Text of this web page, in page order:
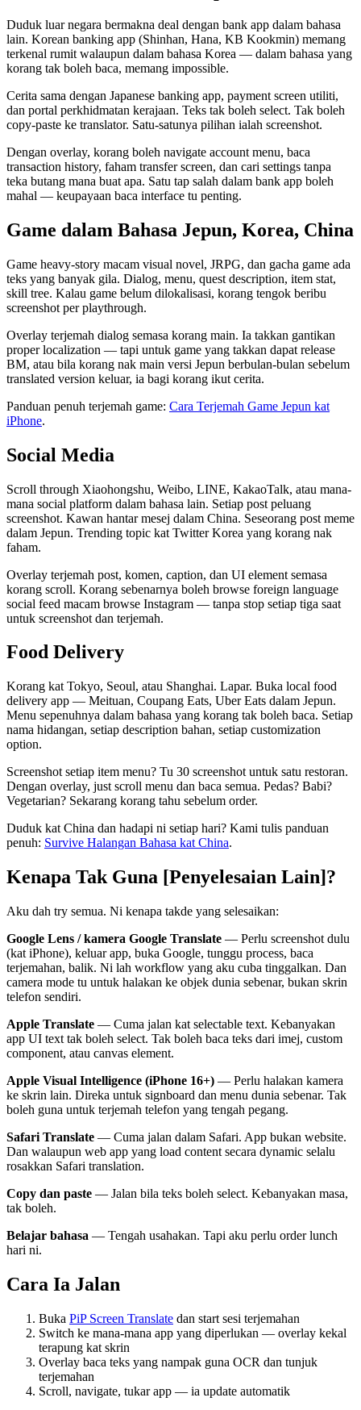
Duduk luar negara bermakna deal dengan bank app dalam bahasa
lain. Korean banking app (Shinhan, Hana, KB Kookmin) memang
terkenal rumit walaupun dalam bahasa Korea — dalam bahasa yang
korang tak boleh baca, memang impossible.
Cerita sama dengan Japanese banking app, payment screen utiliti,
dan portal perkhidmatan kerajaan. Teks tak boleh select. Tak boleh
copy-paste ke translator. Satu-satunya pilihan ialah screenshot.
Dengan overlay, korang boleh navigate account menu, baca
transaction history, faham transfer screen, dan cari settings tanpa
teka butang mana buat apa. Satu tap salah dalam bank app boleh
mahal — keupayaan baca interface tu penting.
Game dalam Bahasa Jepun, Korea, China
Game heavy-story macam visual novel, JRPG, dan gacha game ada
teks yang banyak gila. Dialog, menu, quest description, item stat,
skill tree. Kalau game belum dilokalisasi, korang tengok beribu
screenshot per playthrough.
Overlay terjemah dialog semasa korang main. Ia takkan gantikan
proper localization — tapi untuk game yang takkan dapat release
BM, atau bila korang nak main versi Jepun berbulan-bulan sebelum
translated version keluar, ia bagi korang ikut cerita.
Panduan penuh terjemah game: Cara Terjemah Game Jepun kat
iPhone.
Social Media
Scroll through Xiaohongshu, Weibo, LINE, KakaoTalk, atau mana-
mana social platform dalam bahasa lain. Setiap post peluang
screenshot. Kawan hantar mesej dalam China. Seseorang post meme
dalam Jepun. Trending topic kat Twitter Korea yang korang nak
faham.
Overlay terjemah post, komen, caption, dan UI element semasa
korang scroll. Korang sebenarnya boleh browse foreign language
social feed macam browse Instagram — tanpa stop setiap tiga saat
untuk screenshot dan terjemah.
Food Delivery
Korang kat Tokyo, Seoul, atau Shanghai. Lapar. Buka local food
delivery app — Meituan, Coupang Eats, Uber Eats dalam Jepun.
Menu sepenuhnya dalam bahasa yang korang tak boleh baca. Setiap
nama hidangan, setiap description bahan, setiap customization
option.
Screenshot setiap item menu? Tu 30 screenshot untuk satu restoran.
Dengan overlay, just scroll menu dan baca semua. Pedas? Babi?
Vegetarian? Sekarang korang tahu sebelum order.
Duduk kat China dan hadapi ni setiap hari? Kami tulis panduan
penuh: Survive Halangan Bahasa kat China.
Kenapa Tak Guna [Penyelesaian Lain]?
Aku dah try semua. Ni kenapa takde yang selesaikan:
Google Lens / kamera Google Translate — Perlu screenshot dulu
(kat iPhone), keluar app, buka Google, tunggu process, baca
terjemahan, balik. Ni lah workflow yang aku cuba tinggalkan. Dan
camera mode tu untuk halakan ke objek dunia sebenar, bukan skrin
telefon sendiri.
Apple Translate — Cuma jalan kat selectable text. Kebanyakan
app UI text tak boleh select. Tak boleh baca teks dari imej, custom
component, atau canvas element.
Apple Visual Intelligence (iPhone 16+) — Perlu halakan kamera
ke skrin lain. Direka untuk signboard dan menu dunia sebenar. Tak
boleh guna untuk terjemah telefon yang tengah pegang.
Safari Translate — Cuma jalan dalam Safari. App bukan website.
Dan walaupun web app yang load content secara dynamic selalu
rosakkan Safari translation.
Copy dan paste — Jalan bila teks boleh select. Kebanyakan masa,
tak boleh.
Belajar bahasa — Tengah usahakan. Tapi aku perlu order lunch
hari ni.
Cara Ia Jalan
Buka PiP Screen Translate dan start sesi terjemahan
Switch ke mana-mana app yang diperlukan — overlay kekal
terapung kat skrin
Overlay baca teks yang nampak guna OCR dan tunjuk
terjemahan
Scroll, navigate, tukar app — ia update automatik